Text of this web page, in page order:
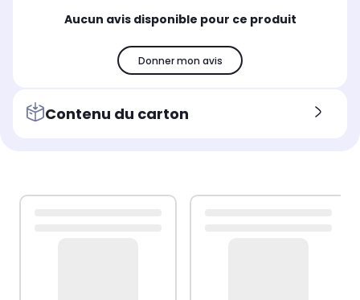
Aucun avis disponible pour ce produit
Donner mon avis
Contenu du carton